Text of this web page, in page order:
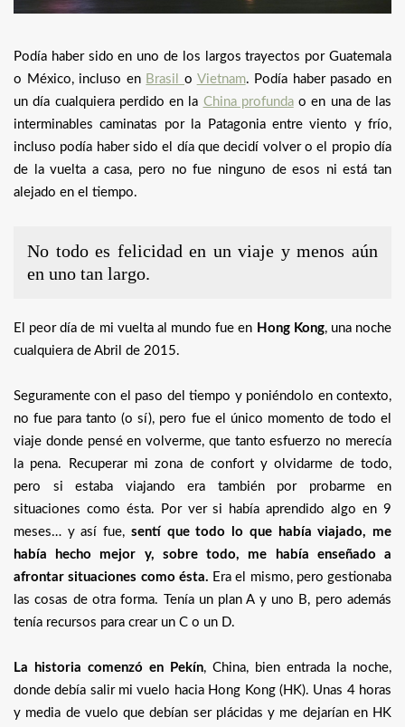
Podía haber sido en uno de los largos trayectos por Guatemala
o México, incluso en Brasilo Vietnam. Podía haber pasado en
un día cualquiera perdido en la China profundao en una de las
interminables caminatas por la Patagonia entre viento y frío,
incluso podía haber sido el día que decidí volver o el propio día
de la vuelta a casa, pero no fue ninguno de esos ni está tan
alejado en el tiempo.
No todo es felicidad en un viaje y menos aún
en uno tan largo.
El peor día de mi vuelta al mundo fue en Hong Kong, una noche
cualquiera de Abril de 2015.
Seguramente con el paso del tiempo y poniéndolo en contexto,
no fue para tanto (o sí), pero fue el único momento de todo el
viaje donde pensé en volverme, que tanto esfuerzo no merecía
la pena. Recuperar mi zona de confort y olvidarme de todo,
pero si estaba viajando era también por probarme en
situaciones como ésta. Por ver si había aprendido algo en 9
meses… y así fue, sentí que todo lo que había viajado, me
había hecho mejor y, sobre todo, me había enseñado a
afrontar situaciones como ésta. Era el mismo, pero gestionaba
las cosas de otra forma. Tenía un plan A y uno B, pero además
tenía recursos para crear un C o un D.
La historia comenzó en Pekín, China, bien entrada la noche,
donde debía salir mi vuelo hacia Hong Kong (HK). Unas 4 horas
y media de vuelo que debían ser plácidas y me dejarían en HK